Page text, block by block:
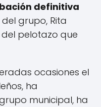
definitiva
grupo, Rita
pelotazo que
ocasiones el
ha
municipal, ha